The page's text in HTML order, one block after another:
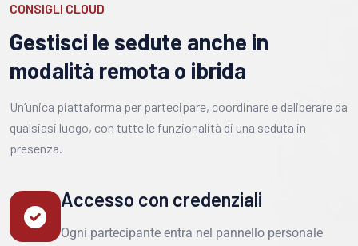
CONSIGLI CLOUD
Gestisci le sedute anche in
modalità remota o ibrida
Un’unica piattaforma per partecipare, coordinare e deliberare da
qualsiasi luogo, con tutte le funzionalità di una seduta in
presenza.
Accesso con credenziali
Ogni partecipante entra nel pannello personale